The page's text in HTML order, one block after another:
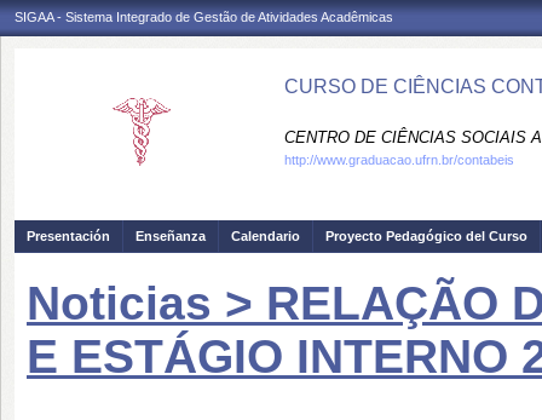
SIGAA - Sistema Integrado de Gestão de Atividades Acadêmicas
CURSO DE CIÊNCIAS
CENTRO DE CIÊNCIAS SOCIAIS
http://www.graduacao.ufrn.br/contabeis
Presentación Enseñanza Calendario Proyecto Pedagógico del Curso
Noticias > RELAÇÃO
E ESTÁGIO INTERNO